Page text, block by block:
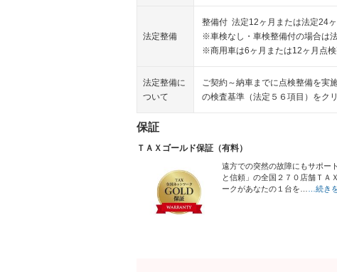
法定整備
整備付 法定12ヶ月または法定24
※車検なし・車検整備付の場合は
※商用車は6ヶ月または12ヶ月点
法定整備に
ついて
ご契約～納車までに点検整備を実
の検査基準（法定５６項目）をク
保証
ＴＡＸゴールド保証（有料）
遠方での突然の故障にもサポー
と信頼」の全国２７０店舗ＴＡ
ークがあなたの１台を…
…続き